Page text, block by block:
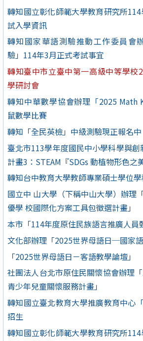
轉知國立彰化師範大學教育研究所
試入學資訊
轉知國家華語測驗推動工作委員會
驗」114年3月正式考試事宜
轉知臺中市立臺中第一高級中等學校
學研討會
轉知中華數學協會辦理「2025 Math
鼠數學比賽
轉知「全民英檢」中級測驗現正報名中
臺北市113學年度國民中小學科學與
計畫3：STEAM『SDGs 動植物形色之
轉知台中教育大學教師專業碩士學位
國立中 山大學（下稱中山大學）辦理
優學 校國際化方案工具包徵選計畫」
本市「114年度原住民族語言推廣人員
文化部辦理「2025世界母語日─國家語
「2025世界母語日－客語教學論壇」
社團法人台北市原住民關懷協會辦理
青少年兒童關懷服務計畫」
轉知國立臺北教育大學推廣教育中心
招生
轉知國立彰化師範大學教育研究所